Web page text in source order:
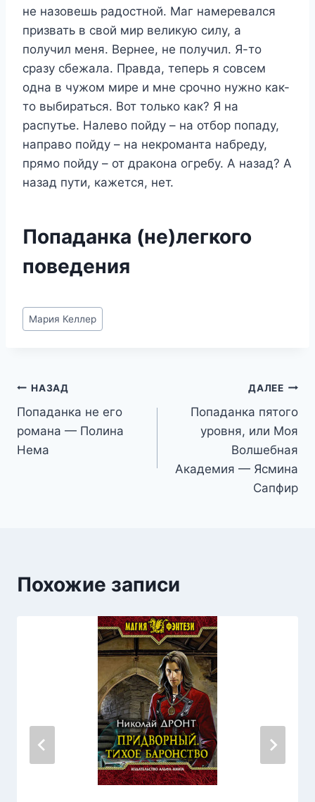
не назовешь радостной. Маг намеревался
призвать в свой мир великую силу, а
получил меня. Вернее, не получил. Я-то
сразу сбежала. Правда, теперь я совсем
одна в чужом мире и мне срочно нужно как-
то выбираться. Вот только как? Я на
распутье. Налево пойду – на отбор попаду,
направо пойду – на некроманта набреду,
прямо пойду – от дракона огребу. А назад? А
назад пути, кажется, нет.
Попаданка (не)легкого
поведения
Метки
записи:
Мария Келлер
Навигация
по
записям
НАЗАД
Попаданка не его
романа — Полина
Нема
ДАЛЕЕ
Попаданка пятого
уровня, или Моя
Волшебная
Академия — Ясмина
Сапфир
Похожие записи